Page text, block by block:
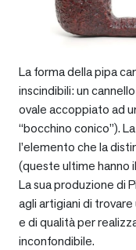
La forma della pipa
inscindibili: un
ovale accoppiato ad
“bocchino conico”).
l’elemento che la
(queste ultime hanno
La sua produzione di
agli artigiani di
e di qualità per
inconfondibile.